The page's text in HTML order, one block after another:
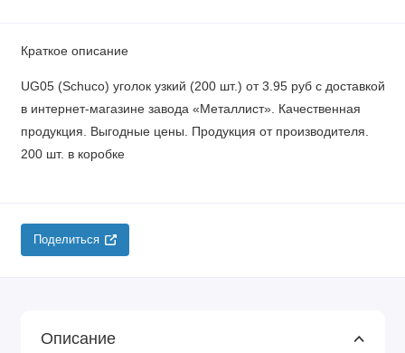
Краткое описание
UG05 (Schuco) уголок узкий (200 шт.) от 3.95 руб с доставкой
в интернет-магазине завода «Металлист». Качественная
продукция. Выгодные цены. Продукция от производителя.
200 шт. в коробке
Поделиться
Описание